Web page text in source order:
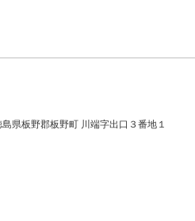
県板野郡板野町 川端字出口３番地１